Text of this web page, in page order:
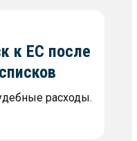
к ЕС после
расходы.